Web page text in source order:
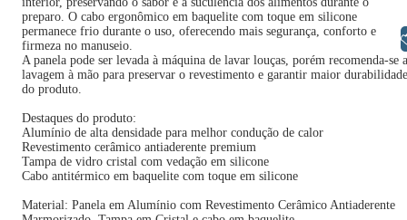
preparo. O cabo ergonômico em baquelite com toque em silicone
permanece frio durante o uso, oferecendo mais segurança, conforto e
firmeza no manuseio.
A panela pode ser levada à máquina de lavar louças, porém recomenda-se a
lavagem à mão para preservar o revestimento e garantir maior durabilidade
do produto.
Destaques do produto:
Alumínio de alta densidade para melhor condução de calor
Revestimento cerâmico antiaderente premium
Tampa de vidro cristal com vedação em silicone
Cabo antitérmico em baquelite com toque em silicone
Material: Panela em Alumínio com Revestimento Cerâmico Antiaderente
Libras